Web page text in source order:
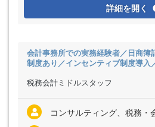
詳細を開く
会計事務所での実務経験者／日商簿
制度あり／インセンティブ制度導入
税務会計ミドルスタッフ
コンサルティング、税務・